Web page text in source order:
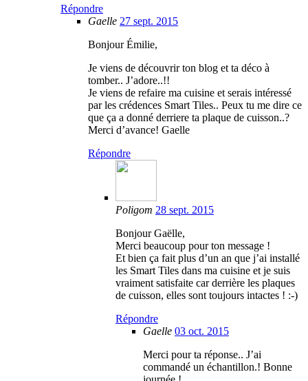
Répondre
Gaelle 27 sept. 2015
Bonjour Émilie,
Je viens de découvrir ton blog et ta déco à
tomber.. J’adore..!!
Je viens de refaire ma cuisine et serais intéressé
par les crédences Smart Tiles.. Peux tu me dire ce
que ça a donné derriere ta plaque de cuisson..?
Merci d’avance! Gaelle
Répondre
Poligom 28 sept. 2015
Bonjour Gaëlle,
Merci beaucoup pour ton message !
Et bien ça fait plus d’un an que j’ai installé
les Smart Tiles dans ma cuisine et je suis
vraiment satisfaite car derrière les plaques
de cuisson, elles sont toujours intactes ! :-)
Répondre
Gaelle 03 oct. 2015
Merci pour ta réponse.. J’ai
commandé un échantillon.! Bonne